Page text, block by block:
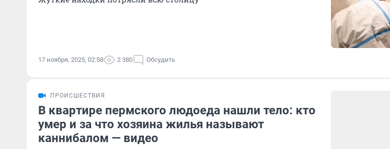
17 ноября, 2025, 02:58 2 380 Обсудить
ПРОИСШЕСТВИЯ
В квартире пермского людоеда нашли тело: кто
умер и за что хозяина жилья называют
каннибалом — видео